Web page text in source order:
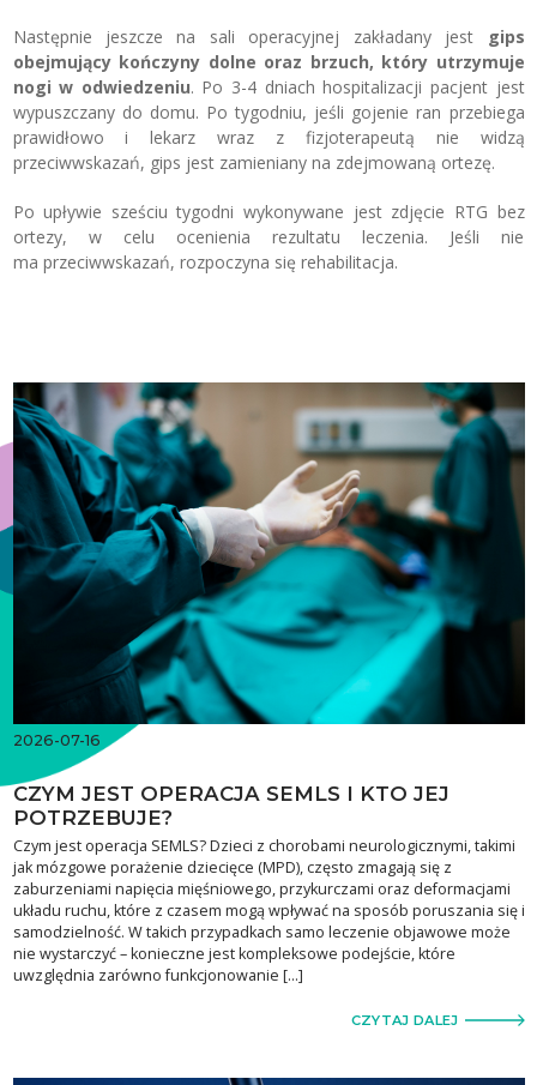
Następnie jeszcze na sali operacyjnej zakładany jest
gips
obejmujący kończyny dolne oraz brzuch, który utrzymuje
nogi w odwiedzeniu. Po 3-4 dniach hospitalizacji pacjent jest
wypuszczany do domu. Po tygodniu, jeśli gojenie ran przebiega
prawidłowo i lekarz wraz z fizjoterapeutą nie widzą
przeciwwskazań, gips jest zamieniany na zdejmowaną ortezę.
Po upływie sześciu tygodni wykonywane jest zdjęcie RTG bez
ortezy, w celu ocenienia rezultatu leczenia. Jeśli nie
ma przeciwwskazań, rozpoczyna się rehabilitacja.
2026-07-16
CZYM JEST OPERACJA SEMLS I KTO JEJ
POTRZEBUJE?
Czym jest operacja SEMLS? Dzieci z chorobami neurologicznymi, takimi
jak mózgowe porażenie dziecięce (MPD), często zmagają się z
zaburzeniami napięcia mięśniowego, przykurczami oraz deformacjami
układu ruchu, które z czasem mogą wpływać na sposób poruszania się i
samodzielność. W takich przypadkach samo leczenie objawowe może
nie wystarczyć – konieczne jest kompleksowe podejście, które
uwzględnia zarówno funkcjonowanie […]
CZYTAJ DALEJ